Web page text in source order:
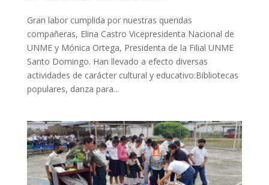
Gran labor cumplida por nuestras queridas
compañeras, Elina Castro Vicepresidenta Nacional de
UNME y Mónica Ortega, Presidenta de la Filial UNME
Santo Domingo. Han llevado a efecto diversas
actividades de carácter cultural y educativo:Bibliotecas
populares, danza para...